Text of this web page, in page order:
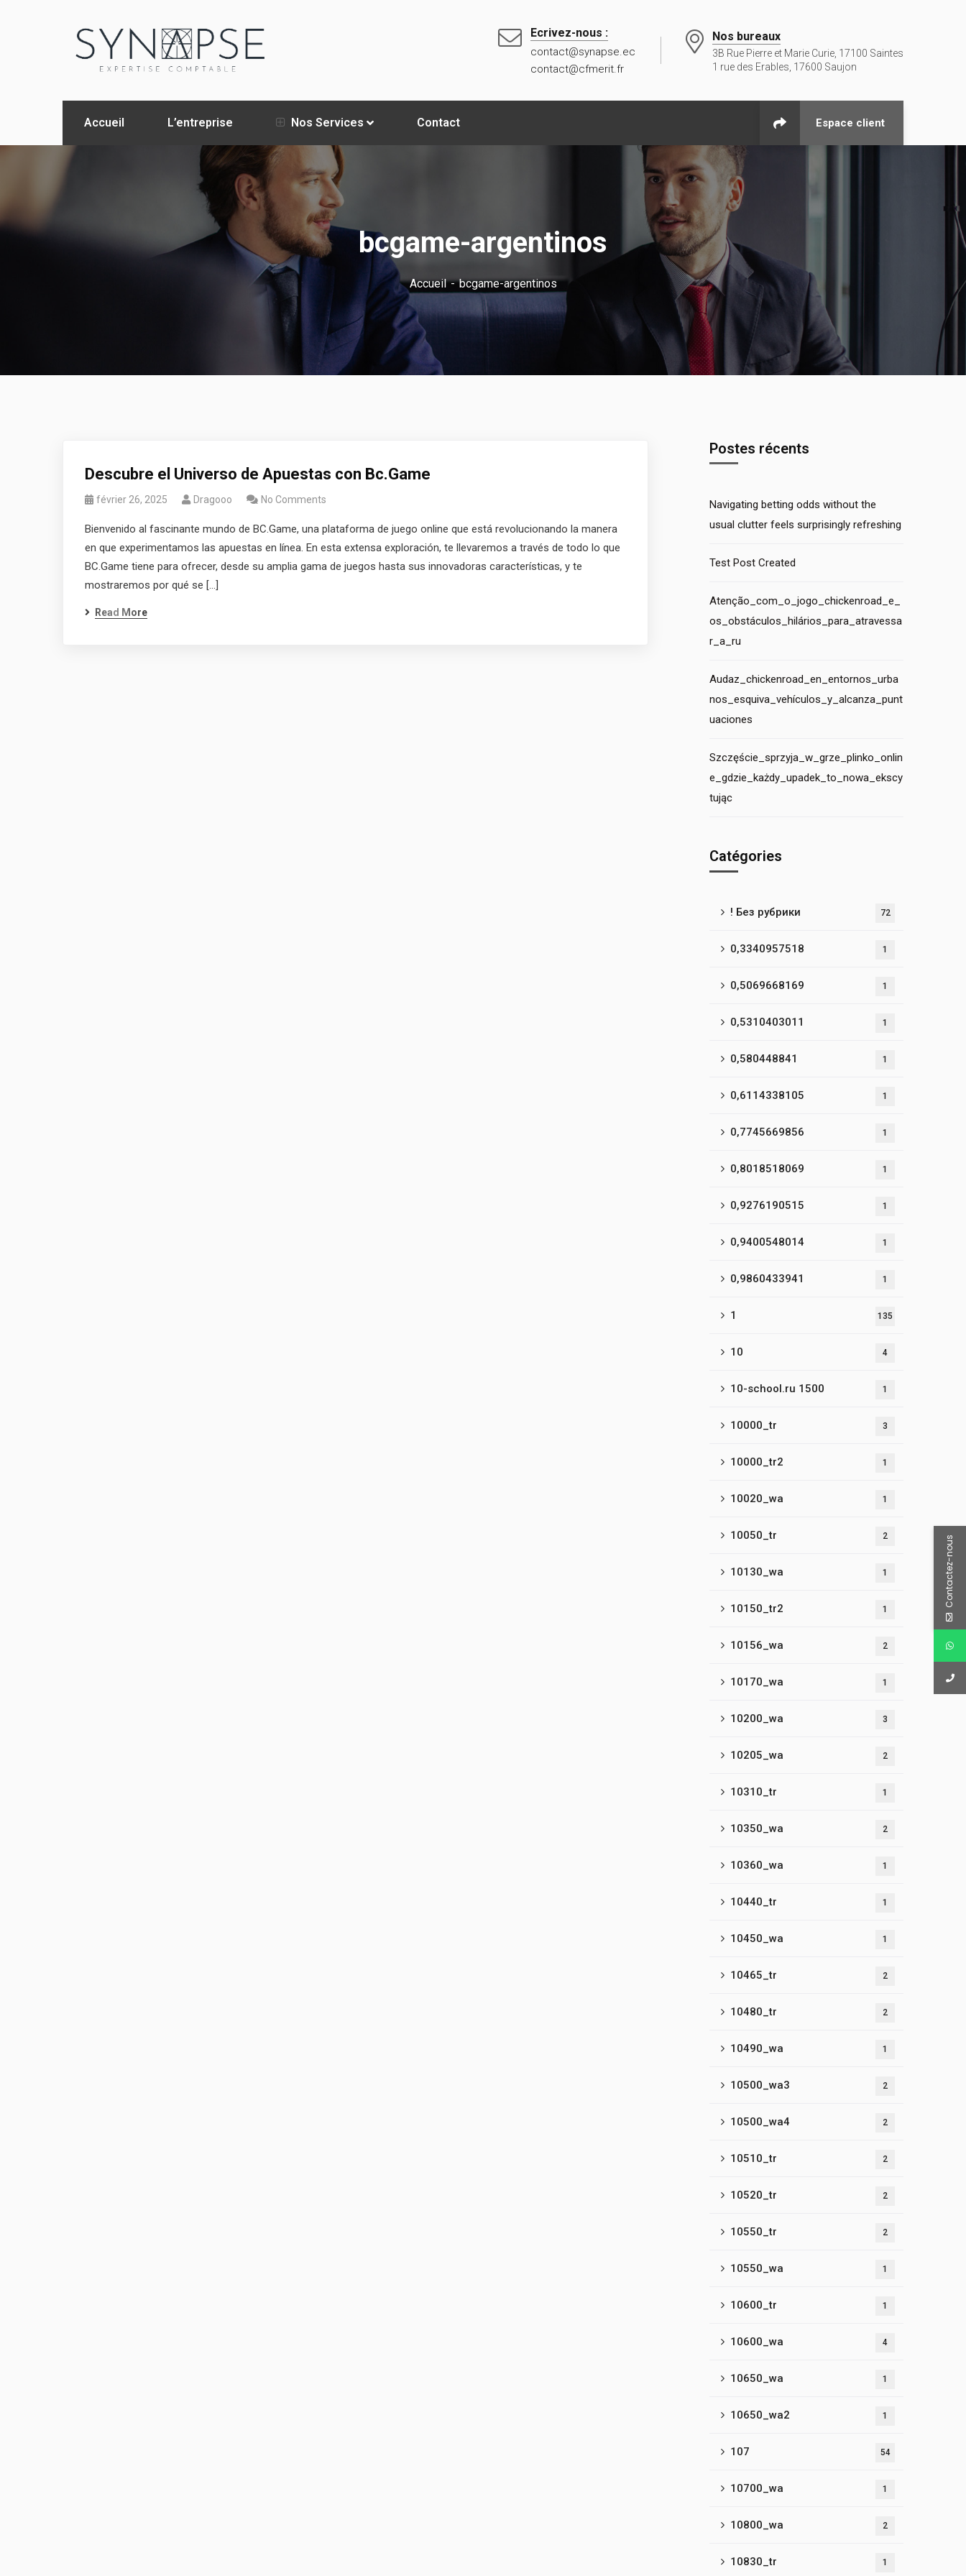
Ecrivez-nous :
contact@synapse.ec
contact@cfmerit.fr
Nos bureaux
3B Rue Pierre et Marie Curie, 17100 Saintes
1 rue des Erables, 17600 Saujon
Accueil L’entreprise Nos Services Contact Espace client
bcgame-argentinos
Accueil bcgame-argentinos
Descubre el Universo de Apuestas con Bc.Game
février 26, 2025 Dragooo No Comments
Bienvenido al fascinante mundo de BC.Game, una plataforma de juego online que está revolucionando la manera
en que experimentamos las apuestas en línea. En esta extensa exploración, te llevaremos a través de todo lo que
BC.Game tiene para ofrecer, desde su amplia gama de juegos hasta sus innovadoras características, y te
mostraremos por qué se […]
Read More
Postes récents
Navigating betting odds without the
usual clutter feels surprisingly refreshing
Test Post Created
Atenção_com_o_jogo_chickenroad_e_
os_obstáculos_hilários_para_atravessa
r_a_ru
Audaz_chickenroad_en_entornos_urba
nos_esquiva_vehículos_y_alcanza_punt
uaciones
Szczęście_sprzyja_w_grze_plinko_onlin
e_gdzie_każdy_upadek_to_nowa_ekscy
tując
Catégories
! Без рубрики 72
0,3340957518 1
0,5069668169 1
0,5310403011 1
0,580448841 1
0,6114338105 1
0,7745669856 1
0,8018518069 1
0,9276190515 1
0,9400548014 1
0,9860433941 1
1 135
10 4
10-school.ru 1500 1
10000_tr 3
10000_tr2 1
10020_wa 1
10050_tr 2
10130_wa 1
10150_tr2 1
10156_wa 2
10170_wa 1
10200_wa 3
10205_wa 2
10310_tr 1
10350_wa 2
10360_wa 1
10440_tr 1
10450_wa 1
10465_tr 2
10480_tr 2
10490_wa 1
10500_wa3 2
10500_wa4 2
10510_tr 2
10520_tr 2
10550_tr 2
10550_wa 1
10600_tr 1
10600_wa 4
10650_wa 1
10650_wa2 1
107 54
10700_wa 1
10800_wa 2
10830_tr 1
Contactez-nous